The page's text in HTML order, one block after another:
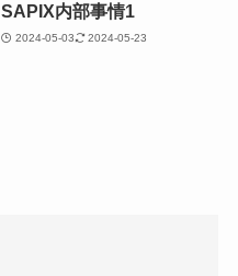
SAPIX内部事情1
2024-05-03 2024-05-23